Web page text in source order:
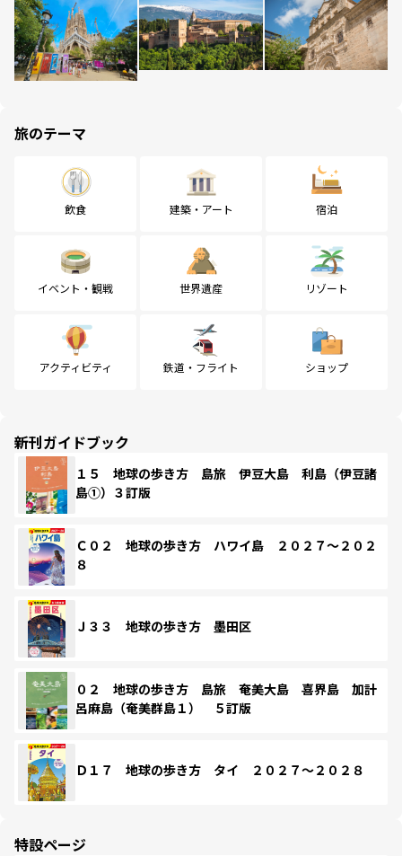
旅のテーマ
飲食 建築・アート 宿泊
イベント・観戦 世界遺産 リゾート
アクティビティ 鉄道・フライト ショップ
新刊ガイドブック
１５ 地球の歩き方 島旅 伊豆大島 利島（伊豆諸
島①）３訂版
Ｃ０２ 地球の歩き方 ハワイ島 ２０２７～２０２
８
Ｊ３３ 地球の歩き方 墨田区
０２ 地球の歩き方 島旅 奄美大島 喜界島 加計
呂麻島（奄美群島１） ５訂版
Ｄ１７ 地球の歩き方 タイ ２０２７～２０２８
特設ページ